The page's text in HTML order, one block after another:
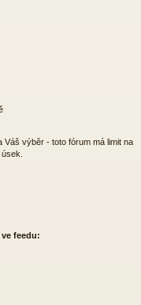
výběr - toto fórum má limit na
feedu: